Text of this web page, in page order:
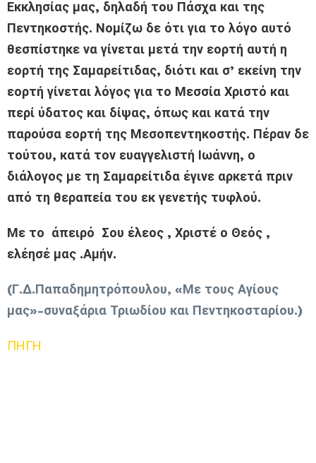
Εκκλησίας μας, δηλαδή του Πάσχα και της
Πεντηκοστής. Νομίζω δε ότι για το λόγο αυτό
θεσπίστηκε να γίνεται μετά την εορτή αυτή η
εορτή της Σαμαρείτιδας, διότι και σ’ εκείνη την
εορτή γίνεται λόγος για το Μεσσία Χριστό και
περί ύδατος και δίψας, όπως και κατά την
παρούσα εορτή της Μεσοπεντηκοστής. Πέραν δε
τούτου, κατά τον ευαγγελιστή Ιωάννη, ο
διάλογος με τη Σαμαρείτιδα έγινε αρκετά πριν
από τη θεραπεία του εκ γενετής τυφλού.
Με το άπειρό Σου έλεος , Χριστέ ο Θεός ,
ελέησέ μας .Αμήν.
(Γ.Δ.Παπαδημητρόπουλου, «Με τους Αγίους
μας»-συναξάρια Τριωδίου και Πεντηκοσταρίου.)
ΠΗΓΗ